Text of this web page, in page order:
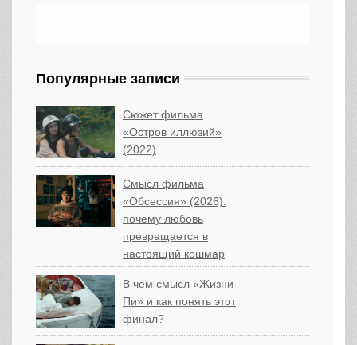
Популярные записи
Сюжет фильма
«Остров иллюзий»
(2022)
Смысл фильма
«Обсессия» (2026):
почему любовь
превращается в
настоящий кошмар
В чем смысл «Жизни
Пи» и как понять этот
финал?